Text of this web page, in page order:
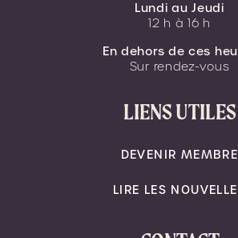
Lundi au Jeudi
12 h à 16 h
En dehors de ces
Sur rendez-vous
LIENS UTILES
DEVENIR MEMBRE
LIRE LES